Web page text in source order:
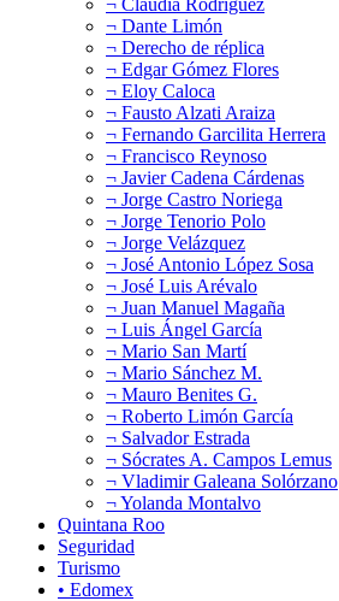
¬ Dante Limón
¬ Derecho de réplica
¬ Edgar Gómez Flores
¬ Eloy Caloca
¬ Fausto Alzati Araiza
¬ Fernando Garcilita Herrera
¬ Francisco Reynoso
¬ Javier Cadena Cárdenas
¬ Jorge Castro Noriega
¬ Jorge Tenorio Polo
¬ Jorge Velázquez
¬ José Antonio López Sosa
¬ José Luis Arévalo
¬ Juan Manuel Magaña
¬ Luis Ángel García
¬ Mario San Martí
¬ Mario Sánchez M.
¬ Mauro Benites G.
¬ Roberto Limón García
¬ Salvador Estrada
¬ Sócrates A. Campos Lemus
¬ Vladimir Galeana Solórzano
¬ Yolanda Montalvo
Quintana Roo
Seguridad
Turismo
• Edomex